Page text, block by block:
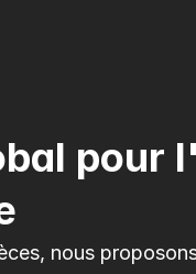
pour
nous